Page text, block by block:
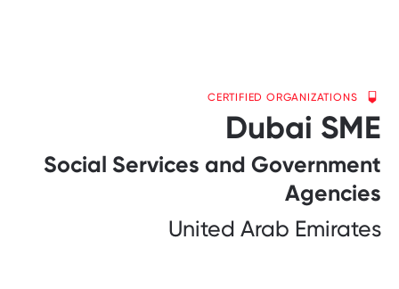
CERTIFIED ORGANIZATIONS
Dubai SME
Social Services and Government
Agencies
United Arab Emirates